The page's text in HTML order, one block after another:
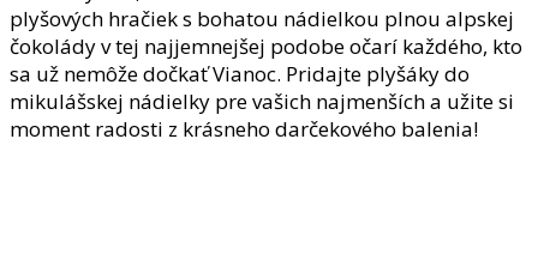
plyšových hračiek s bohatou nádielkou plnou alpskej
čokolády v tej najjemnejšej podobe očarí každého, kto
sa už nemôže dočkať Vianoc. Pridajte plyšáky do
mikulášskej nádielky pre vašich najmenších a užite si
moment radosti z krásneho darčekového balenia!